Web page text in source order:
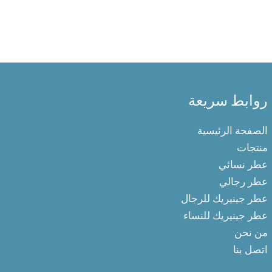
روابط سريعة
الصفحة الرئيسية
منتجات
عطر نسائي
عطر رجالي
عطر جينيريك للرجال
عطر جينيريك للنساء
من نحن
اتصل بنا